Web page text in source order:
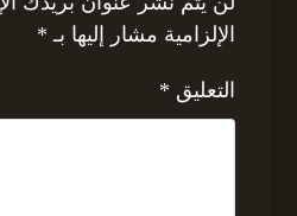
الإلزامية مشار إليها بـ *
التعليق *